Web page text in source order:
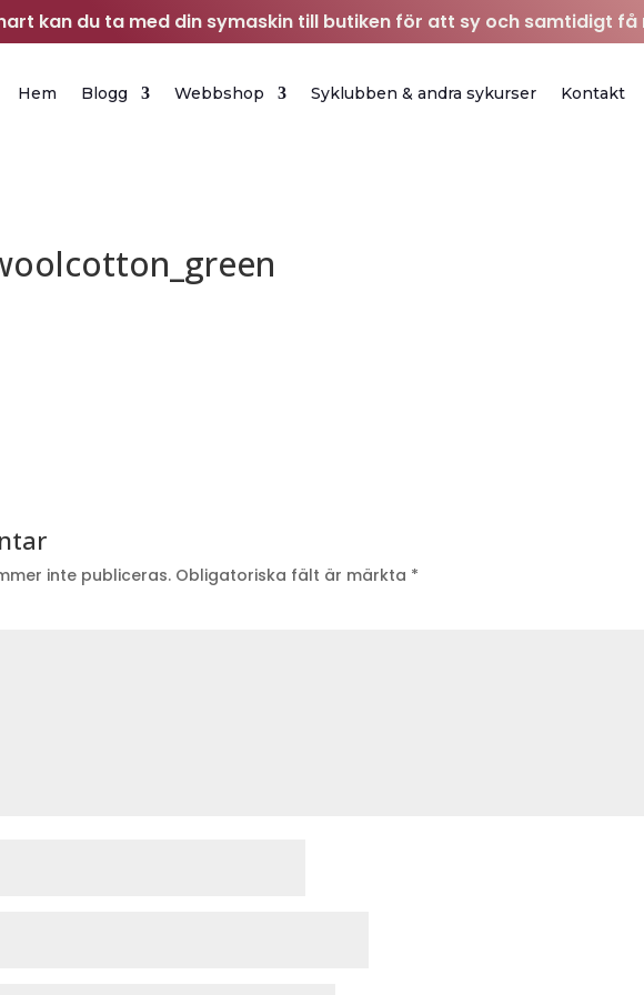
kan du ta med din symaskin till butiken för att sy och samtidigt få
Hem Blogg Webbshop Syklubben & andra sykurser Kontakt
inte publiceras. Obligatoriska fält är märkta *